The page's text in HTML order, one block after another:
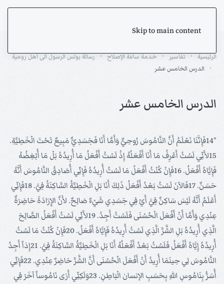
Skip to main content
الرئيسية تفاسير خدمة ساعة الإصلاح
رسالة بولس الرسول الى أهل رومية
الدرس الخامس عشر
الدرس الخامس عشر
"14فَإِنَّنَا نَعْلَمُ أَنَّ النَّامُوسَ رُوحِيٌّ وَأَمَّا أَنَا فَجَسَدِيٌّ مَبِيعٌ تَحْتَ الْخَطِيَّةِ.
15لأَنِّي لَسْتُ أَعْرِفُ مَا أَنَا أَفْعَلُهُ إِذْ لَسْتُ أَفْعَلُ مَا أُرِيدُهُ بَلْ مَا أُبْغِضُهُ
فَإِيَّاهُ أَفْعَلُ. 16فَإِنْ كُنْتُ أَفْعَلُ مَا لَسْتُ أُرِيدُهُ فَإِنِّي أُصَادِقُ النَّامُوسَ أَنَّهُ
حَسَنٌ. 17فَالآنَ لَسْتُ بَعْدُ أَفْعَلُ ذَلِكَ أَنَا بَلِ الْخَطِيَّةُ السَّاكِنَةُ فِيَّ. 18فَإِنِّي
أَعْلَمُ أَنَّهُ لَيْسَ سَاكِنٌ فِيَّ أَيْ فِي جَسَدِي شَيْءٌ صَالِحٌ. لأَنَّ الإِرَادَةَ حَاضِرَةٌ
عِنْدِي وَأَمَّا أَنْ أَفْعَلَ الْحُسْنَى فَلَسْتُ أَجِدُ. 19لأَنِّي لَسْتُ أَفْعَلُ الصَّالِحَ
الَّذِي أُرِيدُهُ بَلِ الشَّرَّ الَّذِي لَسْتُ أُرِيدُهُ فَإِيَّاهُ أَفْعَلُ. 20فَإِنْ كُنْتُ مَا لَسْتُ
أُرِيدُهُ إِيَّاهُ أَفْعَلُ فَلَسْتُ بَعْدُ أَفْعَلُهُ أَنَا بَلِ الْخَطِيَّةُ السَّاكِنَةُ فِيَّ. 21إِذاً أَجِدُ
النَّامُوسَ لِي حِينَمَا أُرِيدُ أَنْ أَفْعَلَ الْحُسْنَى أَنَّ الشَّرَّ حَاضِرٌ عِنْدِي. 22فَإِنِّي
أُسَرُّ بِنَامُوسِ اللهِ بِحَسَبِ الإنسان الْبَاطِنِ. 23وَلَكِنِّي أَرَى نَامُوساً آخَرَ فِي